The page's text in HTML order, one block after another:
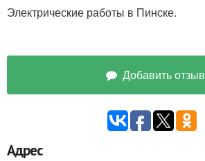
Электрические работы в Пинске.
Добавить отзыв
Адрес